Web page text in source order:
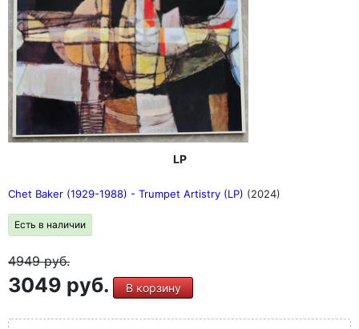
LP
Chet Baker (1929-1988) - Trumpet Artistry (LP) (2024)
Есть в наличии
4949руб.
3049 руб. В корзину